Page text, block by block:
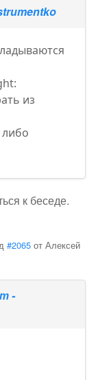
из
к беседе.
#2065 отАлексей
-